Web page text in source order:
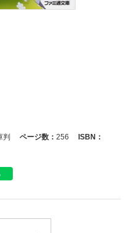
判 ページ数： 256
ISBN：